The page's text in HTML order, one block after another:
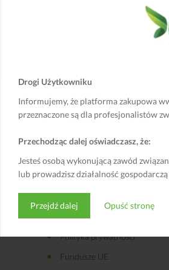
Drogi Użytkowniku
Informujemy, że platforma zakupowa
przeznaczone są dla profesjonalistów
Przechodząc dalej oświadczasz, że:
Jesteś osobą wykonującą zawód
lub prowadzisz działalność
Przejdź dalej Opuść stronę
Informacje
O nas
Finansowanie
Praca/Współpraca
Regulamin
Reklamacje – Serwis
Koszty i czas dostawy
Polityka prywatności
Fundusze UE